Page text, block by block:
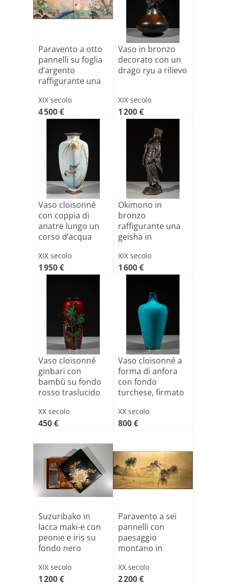
Paravento a otto
pannelli su foglia
d’argento
raffigurante una
XIX secolo
4 500 €
Vaso in bronzo
decorato con un
drago ryu a rilievo
XIX secolo
1 200 €
Vaso cloisonné
con coppia di
anatre lungo un
corso d’acqua
XIX secolo
1 950 €
Okimono in
bronzo
raffigurante una
geisha in
Sei[...]
XIX secolo
1 600 €
Vaso cloisonné
ginbari con
bambù su fondo
rosso traslucido
XX secolo
450 €
Vaso cloisonné a
forma di anfora
con fondo
turchese, firmato
XX secolo
800 €
Suzuribako in
lacca maki-e con
peonie e iris su
fondo nero
XIX secolo
1 200 €
Paravento a sei
pannelli con
paesaggio
montano in
sumi[...]
XX secolo
2 200 €